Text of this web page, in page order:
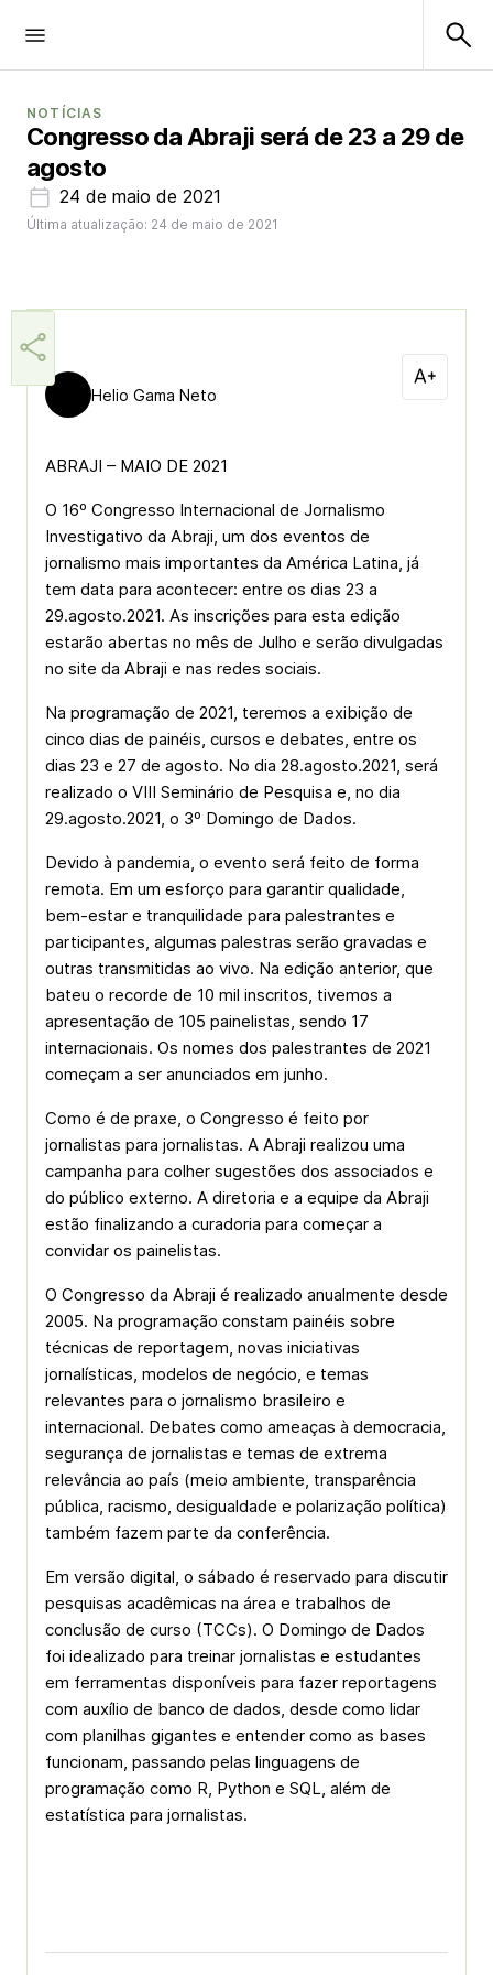
NOTÍCIAS
Congresso da Abraji será de 23 a 29 de
agosto
24 de maio de 2021
Última atualização: 24 de maio de 2021
Helio Gama Neto
ABRAJI – MAIO DE 2021
O 16º Congresso Internacional de Jornalismo
Investigativo da Abraji, um dos eventos de
jornalismo mais importantes da América Latina, já
tem data para acontecer: entre os dias 23 a
29.agosto.2021. As inscrições para esta edição
estarão abertas no mês de Julho e serão divulgadas
no site da Abraji e nas redes sociais.
Na programação de 2021, teremos a exibição de
cinco dias de painéis, cursos e debates, entre os
dias 23 e 27 de agosto. No dia 28.agosto.2021, será
realizado o VIII Seminário de Pesquisa e, no dia
29.agosto.2021, o 3º Domingo de Dados.
Devido à pandemia, o evento será feito de forma
remota. Em um esforço para garantir qualidade,
bem-estar e tranquilidade para palestrantes e
participantes, algumas palestras serão gravadas e
outras transmitidas ao vivo. Na edição anterior, que
bateu o recorde de 10 mil inscritos, tivemos a
apresentação de 105 painelistas, sendo 17
internacionais. Os nomes dos palestrantes de 2021
começam a ser anunciados em junho.
Como é de praxe, o Congresso é feito por
jornalistas para jornalistas. A Abraji realizou uma
campanha para colher sugestões dos associados e
do público externo. A diretoria e a equipe da Abraji
estão finalizando a curadoria para começar a
convidar os painelistas.
O Congresso da Abraji é realizado anualmente desde
2005. Na programação constam painéis sobre
técnicas de reportagem, novas iniciativas
jornalísticas, modelos de negócio, e temas
relevantes para o jornalismo brasileiro e
internacional. Debates como ameaças à democracia,
segurança de jornalistas e temas de extrema
relevância ao país (meio ambiente, transparência
pública, racismo, desigualdade e polarização política)
também fazem parte da conferência.
Em versão digital, o sábado é reservado para discutir
pesquisas acadêmicas na área e trabalhos de
conclusão de curso (TCCs). O Domingo de Dados
foi idealizado para treinar jornalistas e estudantes
em ferramentas disponíveis para fazer reportagens
com auxílio de banco de dados, desde como lidar
com planilhas gigantes e entender como as bases
funcionam, passando pelas linguagens de
programação como R, Python e SQL, além de
estatística para jornalistas.